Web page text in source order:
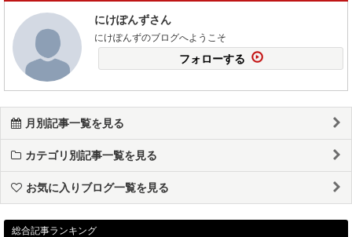
にけぽんずさん
にけぽんずのブログへようこそ
フォローする
月別記事一覧を見る
カテゴリ別記事一覧を見る
お気に入りブログ一覧を見る
総合記事ランキング